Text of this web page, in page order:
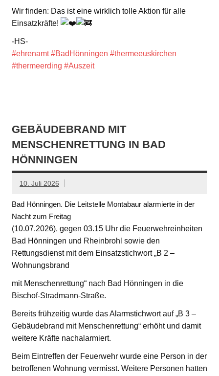
Wir finden: Das ist eine wirklich tolle Aktion für alle
Einsatzkräfte!
-HS-
#ehrenamt #BadHönningen #thermeeuskirchen
#thermeerding #Auszeit
GEBÄUDEBRAND MIT
MENSCHENRETTUNG IN BAD
HÖNNINGEN
10. Juli 2026
Bad Hönningen. Die Leitstelle Montabaur alarmierte in der
Nacht zum Freitag
(10.07.2026), gegen 03.15 Uhr die Feuerwehreinheiten
Bad Hönningen und Rheinbrohl sowie den
Rettungsdienst mit dem Einsatzstichwort „B 2 –
Wohnungsbrand
mit Menschenrettung“ nach Bad Hönningen in die
Bischof-Stradmann-Straße.
Bereits frühzeitig wurde das Alarmstichwort auf „B 3 –
Gebäudebrand mit Menschenrettung“ erhöht und damit
weitere Kräfte nachalarmiert.
Beim Eintreffen der Feuerwehr wurde eine Person in der
betroffenen Wohnung vermisst. Weitere Personen hatten